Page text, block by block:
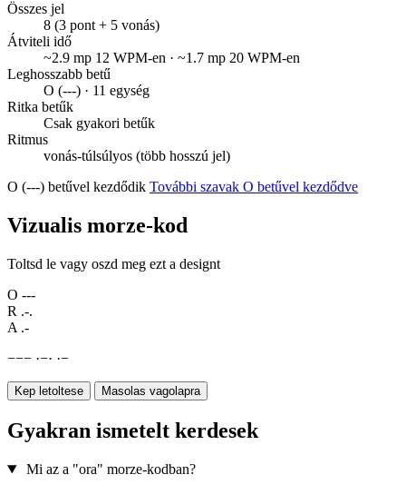
Összes jel
8 (3 pont + 5 vonás)
Átviteli idő
~2.9 mp 12 WPM-en · ~1.7 mp 20 WPM-en
Leghosszabb betű
O (---) · 11 egység
Ritka betűk
Csak gyakori betűk
Ritmus
vonás-túlsúlyos (több hosszú jel)
O (---) betűvel kezdődik További szavak O betűvel kezdődve
Vizualis morze-kod
Toltsd le vagy oszd meg ezt a designt
O ---
R .-.
A .-
−−− ·−· ·−
Kep letoltese Masolas vagolapra
Gyakran ismetelt kerdesek
Mi az a "ora" morze-kodban?